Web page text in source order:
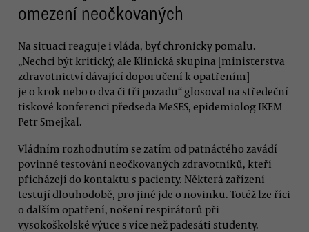
omezení neočkovaných
Na situaci reaguje i vláda, byť chronicky pomalu.
„Nechci být kritický, ale Klinická skupina [ministerstva
zdravotnictví dávající doporučení k opatřením]
je o krok nebo o dva či tři pozadu“ glosoval na středeční
tiskové konferenci předseda MeSES, epidemiolog IKEM
Petr Smejkal.
Vládním rozhodnutím se zatím od patnáctého zavádí
povinné testování neočkovaných zdravotníků, kteří
přicházejí do kontaktu s pacienty. Některá zařízení
testují dlouhodobě, pro jiné jde o novinku. Totéž lze říci
o dalším opatření, nošení respirátorů při
vysokoškolské výuce s více než padesáti studenty.